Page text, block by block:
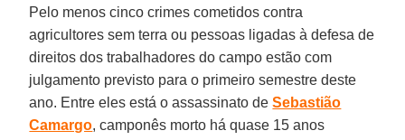
Pelo menos cinco crimes cometidos contra
agricultores sem terra ou pessoas ligadas à defesa de
direitos dos trabalhadores do campo estão com
julgamento previsto para o primeiro semestre deste
ano. Entre eles está o assassinato deSebastião
Camargo, camponês morto há quase 15 anos